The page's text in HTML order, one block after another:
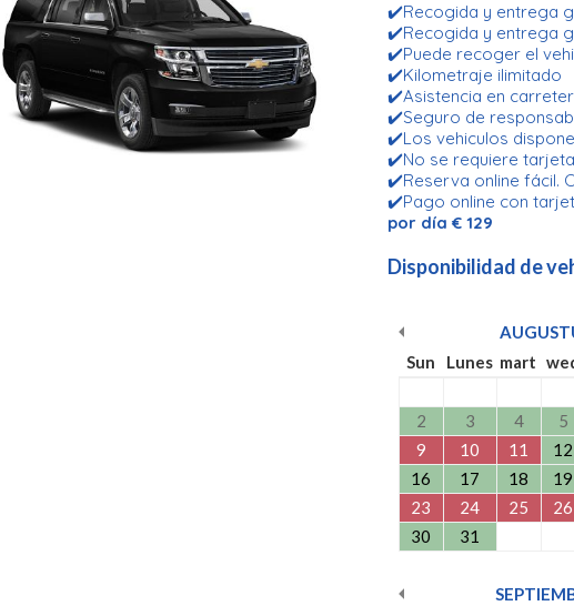
✔️Recogida y entrega
✔️Recogida y entrega
✔️Puede recoger el
✔️Kilometraje ilimitado
✔️Asistencia en
✔️Seguro de
✔️Los vehiculos
✔️No se requiere
✔️Reserva online fácil.
✔️Pago online con
por día € 129
Disponibilidad de
Sun
Lunes mart
2
3 4 5
9
10 11 12
16
17 18 19
23
24 25 26
30
31